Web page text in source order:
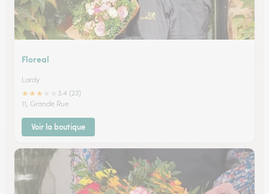
Floreal
Lardy
★★★
3.4 (23)
11, Grande Rue
Voir la boutique